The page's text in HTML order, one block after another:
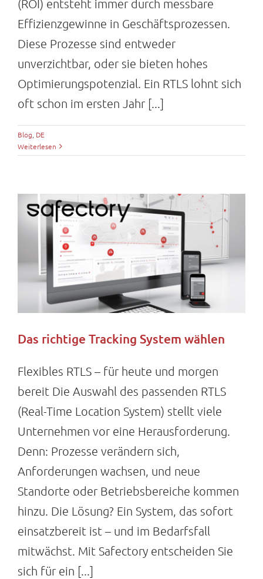
(ROI) entsteht immer durch messbare
Effizienzgewinne in Geschäftsprozessen.
Diese Prozesse sind entweder
unverzichtbar, oder sie bieten hohes
Optimierungspotenzial. Ein RTLS lohnt sich
oft schon im ersten Jahr [...]
Blog, DE
Weiterlesen
Das richtige Tracking System wählen
Flexibles RTLS – für heute und morgen
bereit Die Auswahl des passenden RTLS
(Real-Time Location System) stellt viele
Unternehmen vor eine Herausforderung.
Denn: Prozesse verändern sich,
Anforderungen wachsen, und neue
Standorte oder Betriebsbereiche kommen
hinzu. Die Lösung? Ein System, das sofort
einsatzbereit ist – und im Bedarfsfall
mitwächst. Mit Safectory entscheiden Sie
sich für ein [...]